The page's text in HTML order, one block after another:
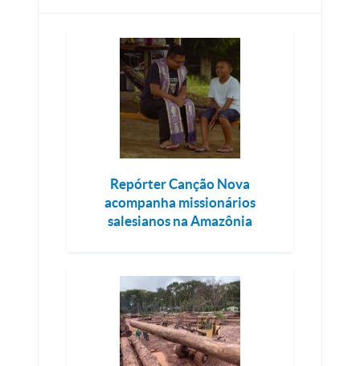
Repórter Canção Nova
acompanha missionários
salesianos na Amazônia